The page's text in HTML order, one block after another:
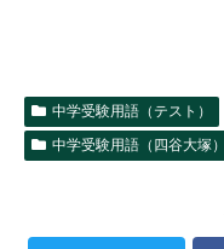
中学受験用語（テスト）
中学受験用語（四谷大塚）